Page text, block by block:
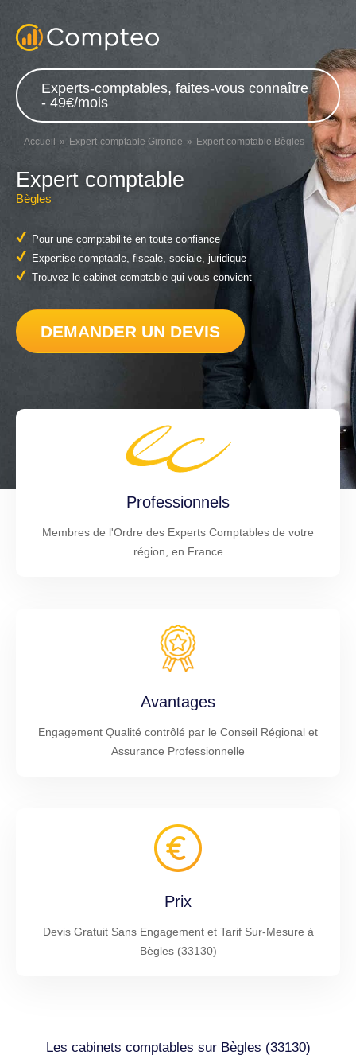
Experts-comptables, faites-vous connaître
- 49€/mois
Accueil Expert-comptable Gironde Expert comptable Bègles
Expert comptable
Bègles
Pour une comptabilité en toute confiance
Expertise comptable, fiscale, sociale, juridique
Trouvez le cabinet comptable qui vous convient
DEMANDER UN DEVIS
Professionnels
Membres de l'Ordre des Experts Comptables de votre
région, en France
Avantages
Engagement Qualité contrôlé par le Conseil Régional et
Assurance Professionnelle
Prix
Devis Gratuit Sans Engagement et Tarif Sur-Mesure à
Bègles (33130)
Les cabinets comptables sur Bègles (33130)